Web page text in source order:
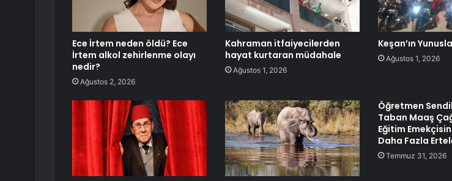
Ece İrtem neden öldü? Ece
İrtem alkol zehirlenme olayı
nedir?
Ağustos 2, 2026
Kahraman itfaiyecilerden
hayat kurtaran müdahale
Ağustos 1, 2026
Keşan’ın
Ağustos 1, 2026
Öğretmen
Taban Maaş
Eğitim
Daha Fazla
Temmuz 31, 2026